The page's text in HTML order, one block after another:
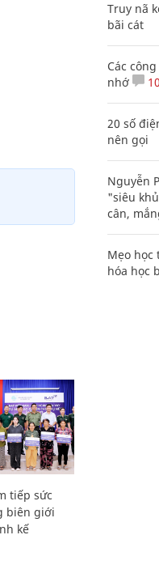
tiếp sức
biên giới
kế
Truy nã
bãi cát
Các
nhớ
20 số
nên gọi
Nguyễn
"siêu
cân,
Mẹo học
hóa học